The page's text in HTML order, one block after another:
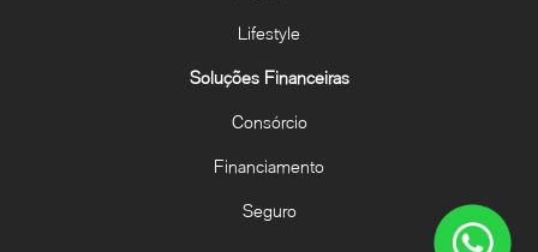
Lifestyle
Soluções Financeiras
Consórcio
Financiamento
Seguro